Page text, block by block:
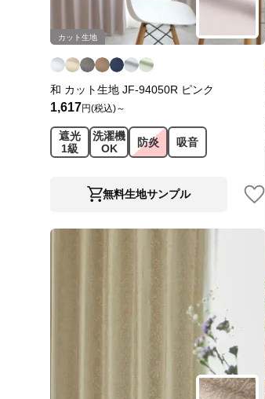
カット生地
和 カット生地 JF-94050R ピンク
1,617円(税込)～
遮光
1級
洗濯機
OK
防炎 吸音
無料生地サンプル